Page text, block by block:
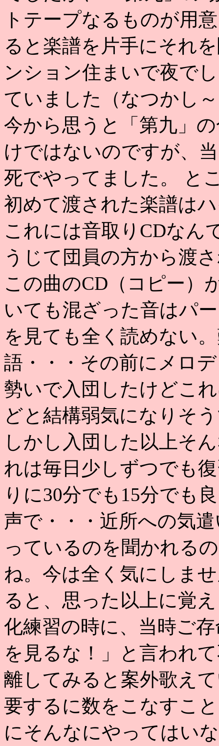
トテープなるものが用
ると楽譜を片手にそれ
ンション住まいで夜で
ていました（なつかし
今から思うと「第九」
けではないのですが、
死でやってました。 と
初めて渡された楽譜は
これには音取りCDなん
うじて団員の方から渡
この曲のCD（コピー）
いても混ざった音はパ
を見ても全く読めない
語・・・その前にメロ
勢いで入団したけどこ
どと結構弱気になりそ
しかし入団した以上そ
れは毎日少しずつでも
りに30分でも15分でも
声で・・・近所への気
っているのを聞かれる
ね。今は全く気にしま
ると、思った以上に覚
化練習の時に、当時ご
を見るな！」と言われ
離してみると案外歌え
要するに数をこなすこ
にそんなにやってはい